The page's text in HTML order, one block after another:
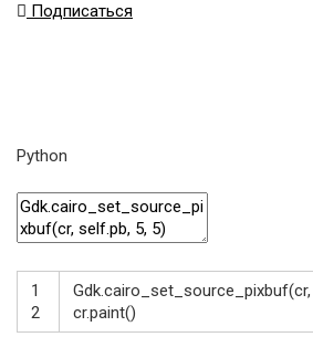
Подписаться
Python
1
2
Gdk.cairo_set_source_pixbuf(cr,
cr.paint()